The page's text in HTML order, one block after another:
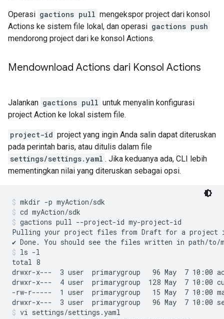
Operasi gactions pull mengekspor project dari konsol
Actions ke sistem file lokal, dan operasi gactions push
mendorong project dari ke konsol Actions.
Mendownload Actions dari Konsol Actions
Jalankan gactions pull untuk menyalin konfigurasi
project Action ke lokal sistem file.
project-id project yang ingin Anda salin dapat diteruskan
pada perintah baris, atau ditulis dalam file
settings/settings.yaml . Jika keduanya ada, CLI lebih
mementingkan nilai yang diteruskan sebagai opsi.
mkdir -p myAction/sdk
cd myAction/sdk
gactions pull --project-id my-project-id
Pulling your project files from Draft for a project
ls -l
total 8
drwxr-x---  3 user  primarygroup   96 May  7 10:00
drwxr-x---  4 user  primarygroup  128 May  7 10:00
-rw-r-----  1 user  primarygroup   15 May  7 10:00
vi settings/settings.yaml